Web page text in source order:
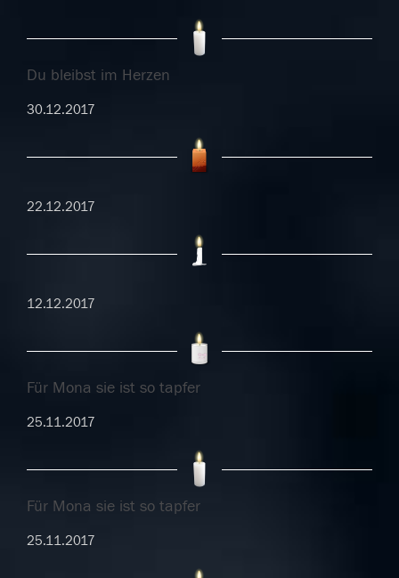
Du bleibst im Herzen
30.12.2017
22.12.2017
12.12.2017
Für Mona sie ist so tapfer
25.11.2017
Für Mona sie ist so tapfer
25.11.2017